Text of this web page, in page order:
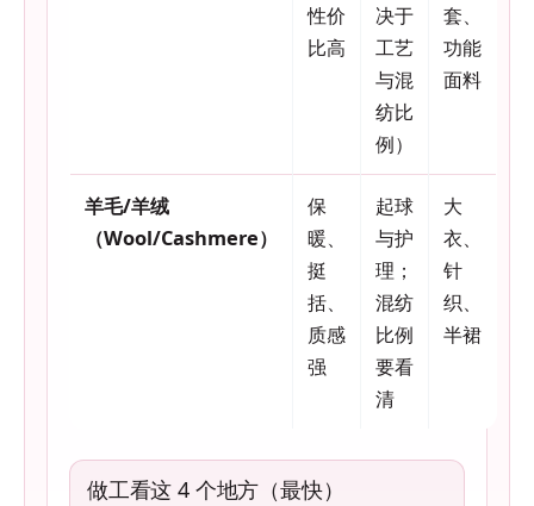
性价
比高
决于
工艺
与混
纺比
例）
套、
功能
面料
羊毛/羊绒
（Wool/Cashmere）
保
暖、
挺
括、
质感
强
起球
与护
理；
混纺
比例
要看
清
大
衣、
针
织、
半裙
做工看这 4 个地方（最快）